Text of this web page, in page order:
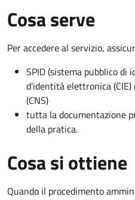
Cosa serve
Per accedere al servizio,
SPID (sistema pubblico di
d’identità elettronica
(CNS)
tutta la documentazione
della pratica.
Cosa si ottiene
Quando il procedimento